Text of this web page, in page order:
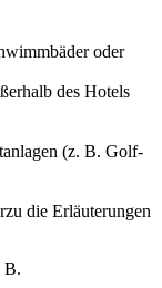
oder
des Hotels
(z. B. Golf-
die Erläuterungen
B.